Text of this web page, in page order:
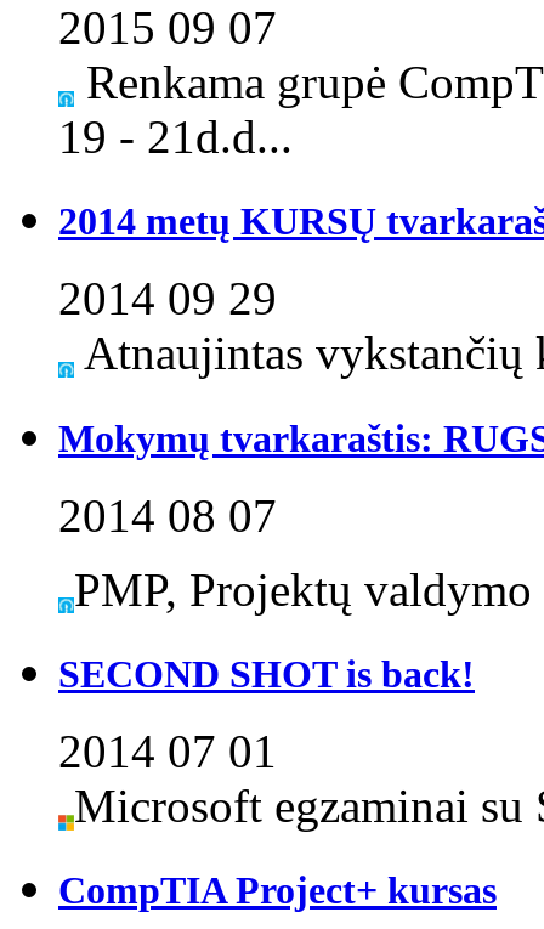
2015 09 07
Renkama grupė
19 - 21d.d...
2014 metų KURSŲ
2014 09 29
Atnaujintas vykstančių
Mokymų tvarkaraštis:
2014 08 07
PMP, Projektų
SECOND SHOT is back!
2014 07 01
Microsoft egzaminai su
CompTIA Project+ kursas